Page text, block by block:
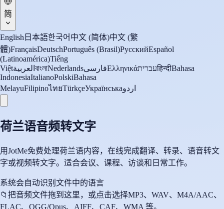
简
English 日本語한국어 中文 (简体)中文 (繁
體)FrançaisDeutschPortuguês (Brasil)РусскийEspañol
(Latinoamérica)Tiếng
Việtالعربية বাংলাNederlandsفارسیΕλληνικάעבריתहिन्दीBahasa
IndonesiaItalianoPolskiBahasa
MelayuFilipinoไทยTürkçeУкраїнськаاردو
荷兰语音频转文字
用JotMe免费处理荷兰语内容，在线完成翻译、转录、语音转文
字或视频转文字。适合会议、课程、访谈和日常工作。
系统会自动识别文件中的语言
📁 把音频文件拖到这里，或点击选择MP3、WAV、M4A/AAC、
FLAC、OGG/Opus、AIFF、CAF、WMA 等。